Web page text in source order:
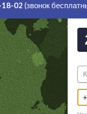
водой
02 (звонок